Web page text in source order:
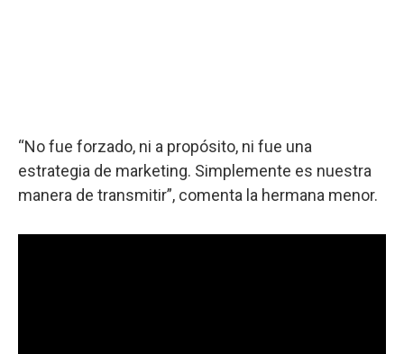
“No fue forzado, ni a propósito, ni fue una
estrategia de marketing. Simplemente es nuestra
manera de transmitir”, comenta la hermana menor.